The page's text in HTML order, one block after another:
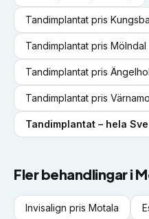
Tandimplantat pris
Tandimplantat pris Mölndal
Tandimplantat pris
Tandimplantat pris Värnamo
Tandimplantat – hela
Fler behandlingar i
Invisalign pris Motala